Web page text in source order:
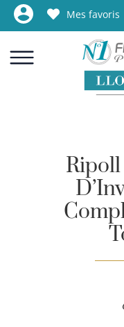
Mes favoris